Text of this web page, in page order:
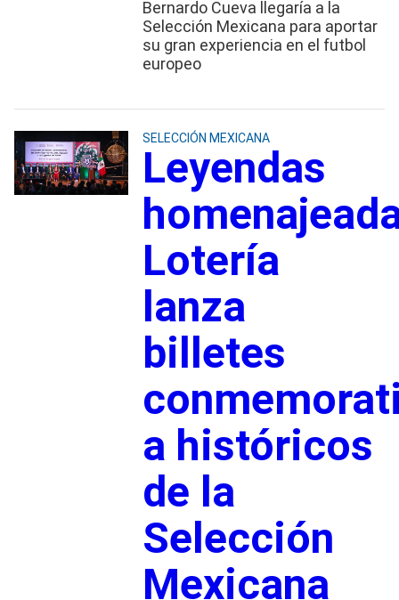
Bernardo Cueva llegaría a la
Selección Mexicana para aportar
su gran experiencia en el futbol
europeo
SELECCIÓN MEXICANA
Leyendas
Lotería
lanza
billetes
a históricos
de la
Selección
Mexicana